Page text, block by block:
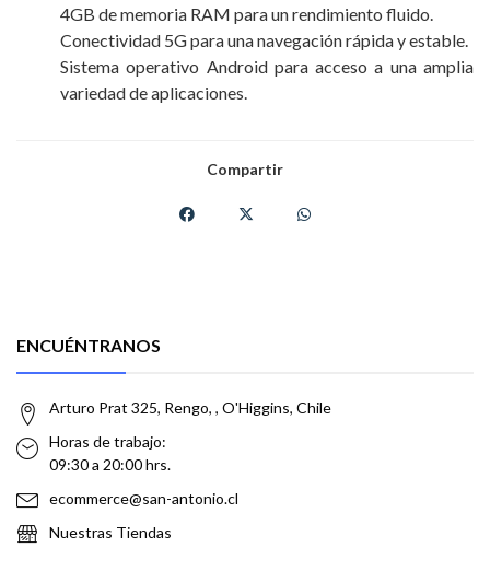
4GB de memoria RAM para un rendimiento fluido.
Conectividad 5G para una navegación rápida y estable.
Sistema operativo Android para acceso a una amplia
variedad de aplicaciones.
Compartir
ENCUÉNTRANOS
Arturo Prat 325, Rengo, , O'Higgins, Chile
Horas de trabajo:
09:30 a 20:00 hrs.
ecommerce@san-antonio.cl
Nuestras Tiendas